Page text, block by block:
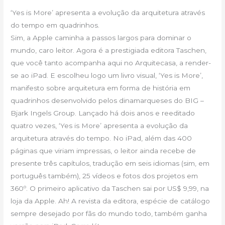
‘Yes is More’ apresenta a evolução da arquitetura através
do tempo em quadrinhos.
Sim, a Apple caminha a passos largos para dominar o
mundo, caro leitor. Agora é a prestigiada editora Taschen,
que você tanto acompanha aqui no Arquitecasa, a render-
se ao iPad. E escolheu logo um livro visual, ‘Yes is More’,
manifesto sobre arquitetura em forma de história em
quadrinhos desenvolvido pelos dinamarqueses do BIG –
Bjark Ingels Group. Lançado há dois anos e reeditado
quatro vezes, ‘Yes is More’ apresenta a evolução da
arquitetura através do tempo. No iPad, além das 400
páginas que viriam impressas, o leitor ainda recebe de
presente três capítulos, tradução em seis idiomas (sim, em
português também), 25 vídeos e fotos dos projetos em
360º. O primeiro aplicativo da Taschen sai por US$ 9,99, na
loja da Apple. Ah! A revista da editora, espécie de catálogo
sempre desejado por fãs do mundo todo, também ganha